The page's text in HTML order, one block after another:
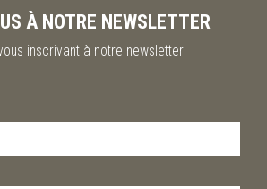
À NOTRE NEWSLETTER
inscrivant à notre newsletter